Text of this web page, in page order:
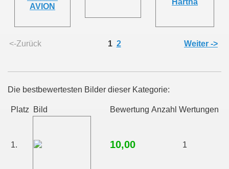
<-Zurück 1 2 Weiter ->
Die bestbewertesten Bilder dieser Kategorie:
Platz Bild Bewertung Anzahl Wertungen
1. 10,00 1